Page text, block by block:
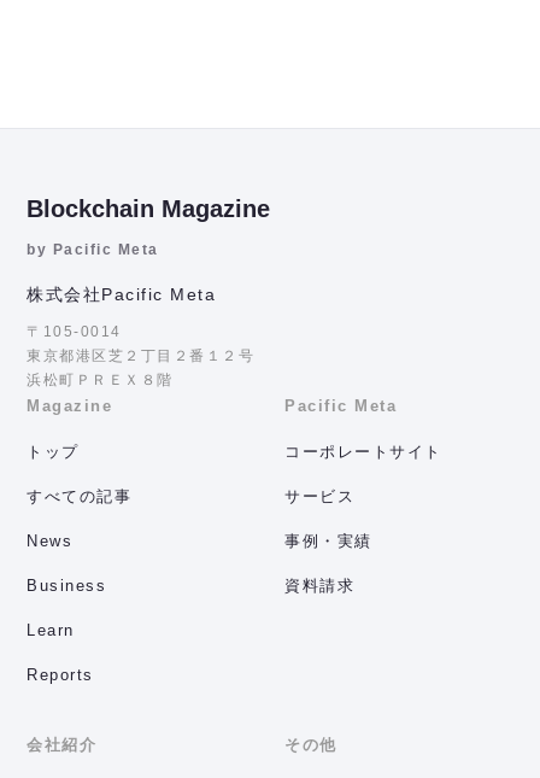
Blockchain Magazine
by Pacific Meta
株式会社Pacific Meta
〒105-0014
東京都港区芝２丁目２番１２号
浜松町ＰＲＥＸ８階
Magazine
トップ
すべての記事
News
Business
Learn
Reports
Pacific Meta
コーポレートサイト
サービス
事例・実績
資料請求
会社紹介 その他